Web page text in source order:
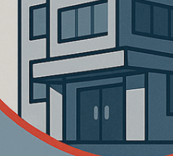
Categories
Kategorien
Tags
Cyberangriff